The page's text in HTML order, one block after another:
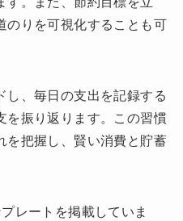
のりを可視化することも可
し、毎日の支出を記録する
を振り返ります。この習慣
を把握し、賢い消費と貯蓄
レートを掲載していま